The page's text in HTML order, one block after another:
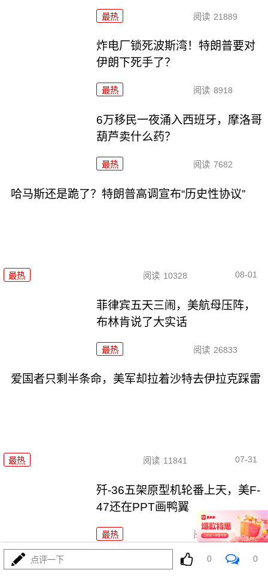
最热 阅读 21889
炸电厂锁死波斯湾！特朗普要对
伊朗下死手了？
最热 阅读 8918
6万移民一夜涌入西班牙，摩洛哥
葫芦卖什么药？
最热 阅读 7682
哈马斯还是跪了？特朗普高调宣布“历史性协议”
最热 阅读 10328 08-01
菲律宾五天三闹，美航母压阵，
布林肯说了大实话
最热 阅读 26833
爱国者只剩半条命，美军却拉着沙特去伊拉克踩雷
最热 阅读 11841 07-31
歼-36五架原型机轮番上天，美F-
47还在PPT画鸭翼
最热 阅读 20668
特朗普官宣“哈马斯缴械”，内塔尼
点评一下 0 0